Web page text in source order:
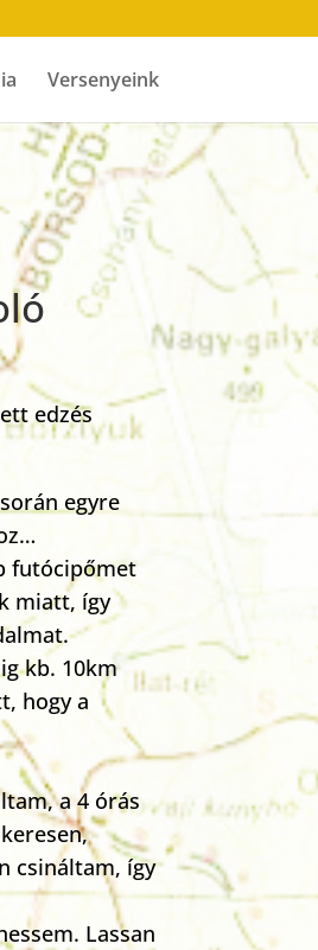
Versenyeink
edzés
egyre
futócipőmet
miatt, így
kb. 10km
hogy a
a 4 órás
csináltam, így
Lassan